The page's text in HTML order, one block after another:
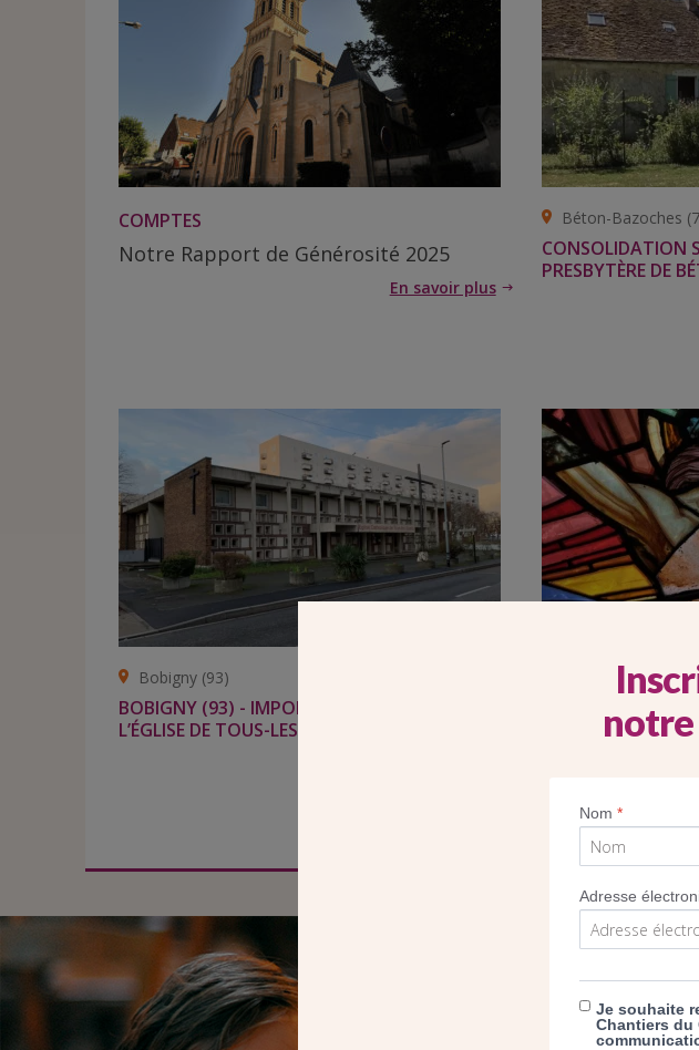
COMPTES
Notre Rapport de Générosité 2025
En savoir plus
Béton-Bazoches
CONSOLIDATION
PRESBYTÈRE DE
Bobigny (93)
BOBIGNY (93) - IMPORTANT CHANTIER DANS
L’ÉGLISE DE TOUS-LES-SAINTS
Paris (18e)
NOTRE DAME DU
DÉBUT DU
SEUL VOTRE
Nom*
Adresse
Je souhaite
Chantiers du